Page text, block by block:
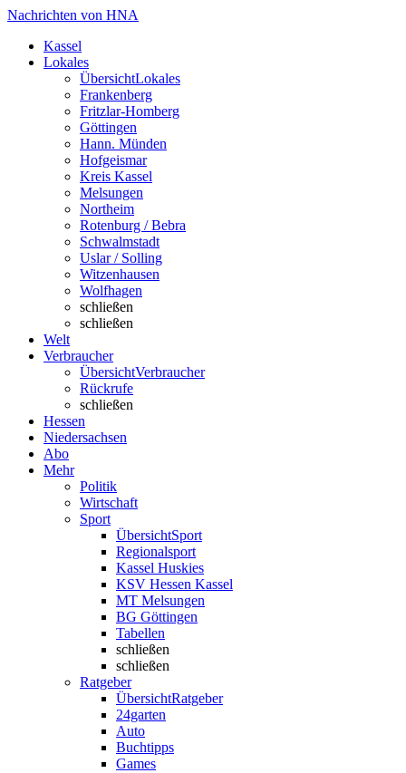
Nachrichten von HNA
Kassel
Lokales
ÜbersichtLokales
Frankenberg
Fritzlar-Homberg
Göttingen
Hann. Münden
Hofgeismar
Kreis Kassel
Melsungen
Northeim
Rotenburg / Bebra
Schwalmstadt
Uslar / Solling
Witzenhausen
Wolfhagen
schließen
schließen
Welt
Verbraucher
ÜbersichtVerbraucher
Rückrufe
schließen
Hessen
Niedersachsen
Abo
Mehr
Politik
Wirtschaft
Sport
ÜbersichtSport
Regionalsport
Kassel Huskies
KSV Hessen Kassel
MT Melsungen
BG Göttingen
Tabellen
schließen
schließen
Ratgeber
ÜbersichtRatgeber
24garten
Auto
Buchtipps
Games